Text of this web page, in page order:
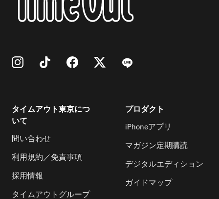
タイムアウト東京につ
いて
問い合わせ
利用規約／免責事項
採用情報
タイムアウトグループ
プロダクト
iPhoneアプリ
マガジン定期購読
デジタルエディション
ガイドマップ